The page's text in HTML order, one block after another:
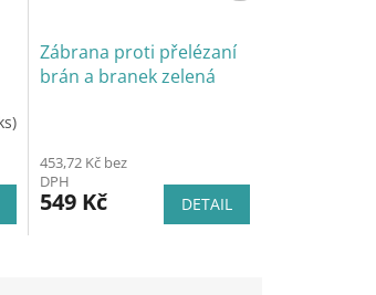
Zábrana proti přelézaní
brán a branek zelená
453,72 Kč bez
DPH
549 Kč DETAIL